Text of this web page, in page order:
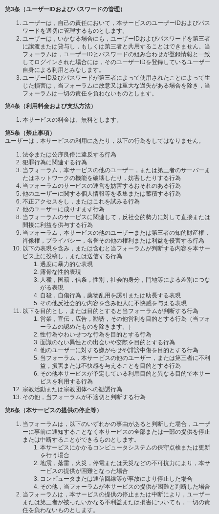
第3条（ユーザーIDおよびパスワードの管理）
ユーザーは，自己の責任において，本サービスのユーザーIDおよびパス
ワードを適切に管理するものとします。
ユーザーは，いかなる場合にも，ユーザーIDおよびパスワードを第三者
に譲渡または貸与し，もしくは第三者と共用することはできません。当
フォーラムは，ユーザーIDとパスワードの組み合わせが登録情報と一致
してログインされた場合には，そのユーザーIDを登録しているユーザー
自身による利用とみなします。
ユーザーID及びパスワードが第三者によって使用されたことによって生
じた損害は，当フォーラムに故意又は重大な過失がある場合を除き，当
フォーラムは一切の責任を負わないものとします。
第4条（利用料金および支払方法）
本サービスの料金は、無料とします。
第5条（禁止事項）
ユーザーは，本サービスの利用にあたり，以下の行為をしてはなりません。
法令または公序良俗に違反する行為
犯罪行為に関連する行為
当フォーラム，本サービスの他のユーザー，または第三者のサーバーま
たはネットワークの機能を破壊したり，妨害したりする行為
当フォーラムのサービスの運営を妨害するおそれのある行為
他のユーザーに関する個人情報等を収集または蓄積する行為
不正アクセスをし，またはこれを試みる行為
他のユーザーに成りすます行為
当フォーラムのサービスに関連して，反社会的勢力に対して直接または
間接に利益を供与する行為
当フォーラム，本サービスの他のユーザーまたは第三者の知的財産権，
肖像権，プライバシー，名誉その他の権利または利益を侵害する行為
以下の表現を含み，または含むと当フォーラムが判断する内容を本サー
ビス上に投稿し，または送信する行為
過度に暴力的な表現
露骨な性的表現
人種，国籍，信条，性別，社会的身分，門地等による差別につな
がる表現
自殺，自傷行為，薬物乱用を誘引または助長する表現
その他反社会的な内容を含み他人に不快感を与える表現
以下を目的とし，または目的とすると当フォーラムが判断する行為
営業，宣伝，広告，勧誘，その他営利を目的とする行為（当フォ
ーラムの認めたものを除きます。）
性行為やわいせつな行為を目的とする行為
面識のない異性との出会いや交際を目的とする行為
他のユーザーに対する嫌がらせや誹謗中傷を目的とする行為
当フォーラム，本サービスの他のユーザー，または第三者に不利
益，損害または不快感を与えることを目的とする行為
その他本サービスが予定している利用目的と異なる目的で本サー
ビスを利用する行為
宗教活動または宗教団体への勧誘行為
その他，当フォーラムが不適切と判断する行為
第6条（本サービスの提供の停止等）
当フォーラムは，以下のいずれかの事由があると判断した場合，ユーザ
ーに事前に通知することなく本サービスの全部または一部の提供を停止
または中断することができるものとします。
本サービスにかかるコンピュータシステムの保守点検または更新
を行う場合
地震，落雷，火災，停電または天災などの不可抗力により，本サ
ービスの提供が困難となった場合
コンピュータまたは通信回線等が事故により停止した場合
その他，当フォーラムが本サービスの提供が困難と判断した場合
当フォーラムは，本サービスの提供の停止または中断により，ユーザー
または第三者が被ったいかなる不利益または損害についても，一切の責
任を負わないものとします。